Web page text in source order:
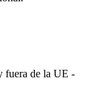
fuera de la UE -